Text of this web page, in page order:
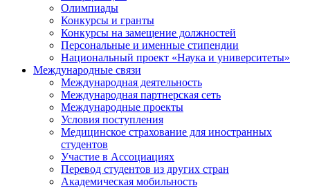
Олимпиады
Конкурсы и гранты
Конкурсы на замещение должностей
Персональные и именные стипендии
Национальный проект «Наука и университеты»
Международные связи
Международная деятельность
Международная партнерская сеть
Международные проекты
Условия поступления
Медицинское страхование для иностранных
студентов
Участие в Ассоциациях
Перевод студентов из других стран
Академическая мобильность